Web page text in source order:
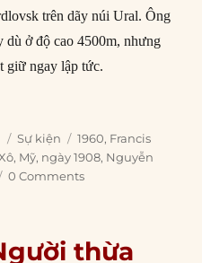
trên dãy núi Ural. Ông
dù ở độ cao 4500m, nhưng
giữ ngay lập tức.
Phi công Mỹ Francis Gary
Categories
Sự kiện Tags
1960, Francis
, Mỹ, ngày 1908, Nguyễn
0 Comments
thừa